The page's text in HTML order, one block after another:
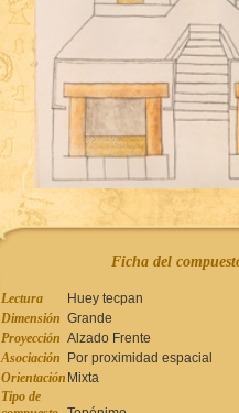
Ficha del
Lectura
Huey tecpan
Dimensión Grande
Proyección Alzado Frente
Asociación Por proximidad espacial
Orientación Mixta
Tipo de